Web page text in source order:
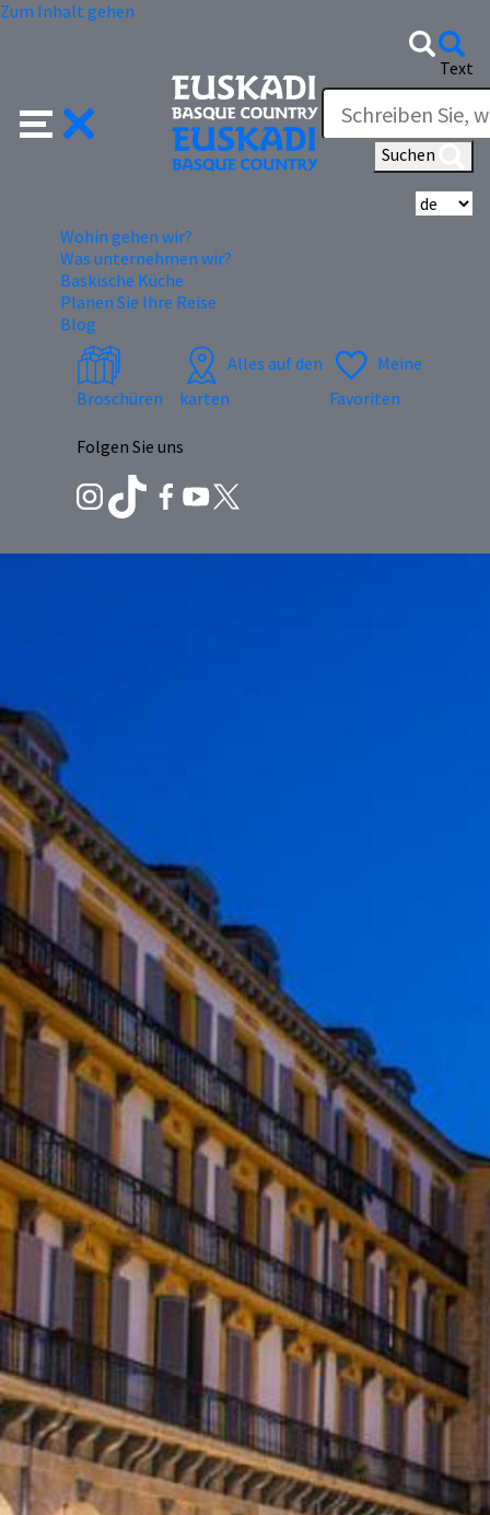
Zum Inhalt gehen
Text
Suchen
Wohin gehen wir?
Was unternehmen wir?
Baskische Küche
Planen Sie Ihre Reise
Blog
Broschüren
Alles auf den
karten
Meine
Favoriten
Folgen Sie uns